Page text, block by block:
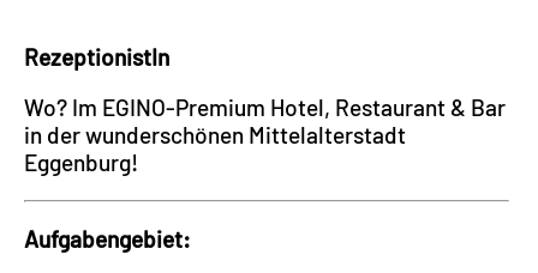
RezeptionistIn
Wo? Im EGINO-Premium Hotel, Restaurant & Bar
in der wunderschönen Mittelalterstadt
Eggenburg!
Aufgabengebiet: